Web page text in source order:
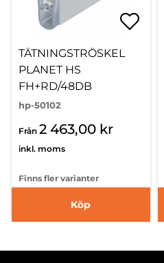
TÄTNINGSTRÖSKEL
PLANET HS
FH+RD/48DB
hp-50102
Från 2 463,00 kr
inkl. moms
Finns fler varianter
Köp